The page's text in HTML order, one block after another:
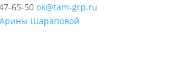
65-50 ok@tam-grp.ru